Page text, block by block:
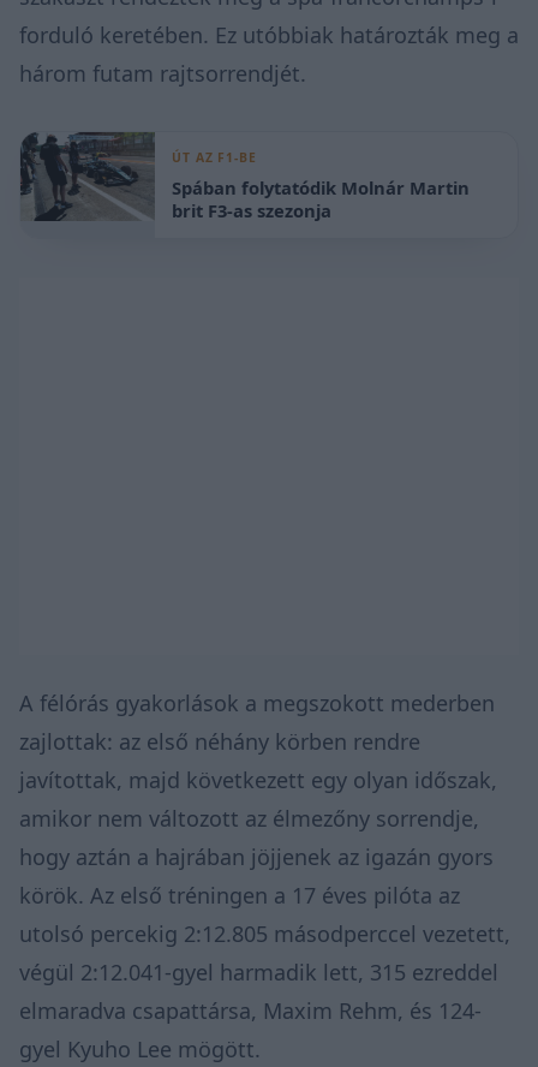
forduló keretében. Ez utóbbiak határozták meg a
három futam rajtsorrendjét.
ÚT AZ F1-BE
Spában folytatódik Molnár Martin
brit F3-as szezonja
A félórás gyakorlások a megszokott mederben
zajlottak: az első néhány körben rendre
javítottak, majd következett egy olyan időszak,
amikor nem változott az élmezőny sorrendje,
hogy aztán a hajrában jöjjenek az igazán gyors
körök. Az első tréningen a 17 éves pilóta az
utolsó percekig 2:12.805 másodperccel vezetett,
végül 2:12.041-gyel harmadik lett, 315 ezreddel
elmaradva csapattársa, Maxim Rehm, és 124-
gyel Kyuho Lee mögött.